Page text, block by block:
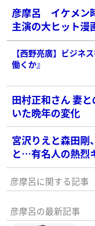
彦摩呂 イケメン
主演の大ヒット漫
【西野亮廣】ビジネ
働くか』
田村正和さん 妻
いた晩年の変化
宮沢りえと森田剛
と…有名人の熱烈
彦摩呂に関する記事
彦摩呂の最新記事